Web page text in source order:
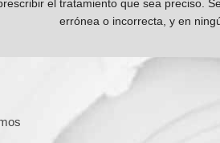
el tratamiento que sea preciso.
errónea o incorrecta, y en